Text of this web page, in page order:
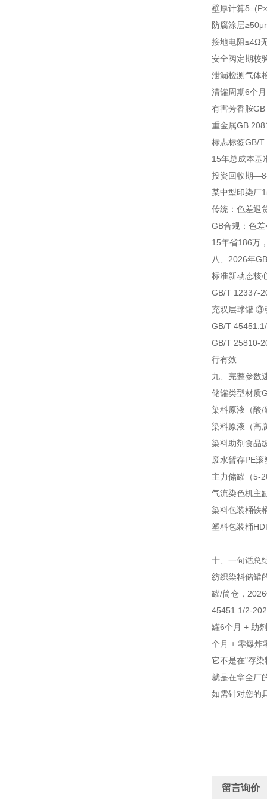
壁厚计算
防腐涂层
接地电阻≤4Ω
安全阀定期校
泄漏检测气体
清罐周期6个月
有害芳香胺
重金属GB
标志标签GB/T
15年总成本基
投资回收期—
某中型印染厂
传统：色差退
GB合规：色
15年省186万
八、2026年
标准新动态核
GB/T 12337-
充双层球罐 ③
GB/T
GB/T 25810-
行有效
九、完整参
储罐类型材质
染料原液（酸/
染料原液（高
染料助剂食品
废水暂存PE滚
主力储罐（5-
气流染色机主
染料包装桶铁
塑料包装桶
十、一句话总
纺织染料储罐
罐/筒仓，
45451.1/2-
罐6个月 + 助
个月 + 零爆炸
它不是在"存
就是在拿全厂
如需针对您的
留言询价